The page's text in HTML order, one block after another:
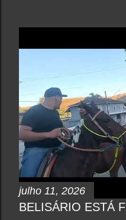
julho 11, 2026
BELISÁRIO ESTÁ